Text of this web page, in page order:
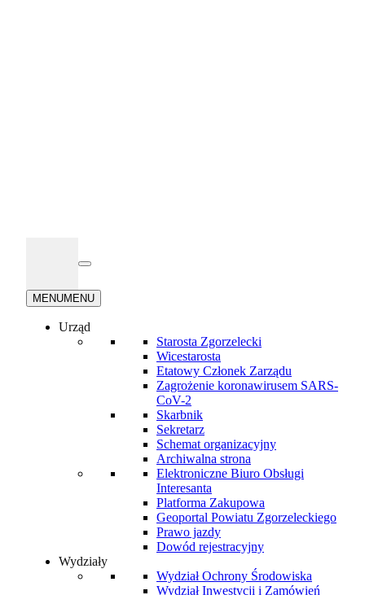
Menu
MENUMENU
Urząd
Starosta Zgorzelecki
Wicestarosta
Etatowy Członek Zarządu
Zagrożenie koronawirusem SARS-
CoV-2
Skarbnik
Sekretarz
Schemat organizacyjny
Archiwalna strona
Elektroniczne Biuro Obsługi
Interesanta
Platforma Zakupowa
Geoportal Powiatu Zgorzeleckiego
Prawo jazdy
Dowód rejestracyjny
Wydziały
Wydział Ochrony Środowiska
Wydział Inwestycji i Zamówień